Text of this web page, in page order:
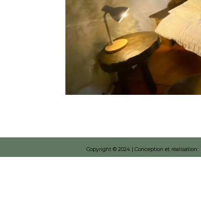
Copyright © 2024 | Conception et réalisation: